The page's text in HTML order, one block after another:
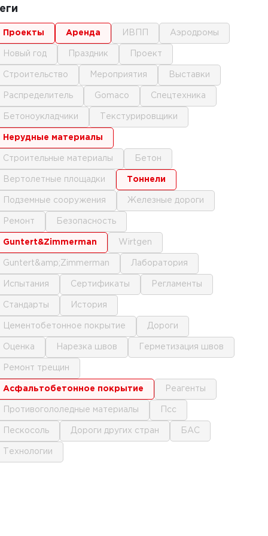
проекты аренда ИВПП аэродромы
новый год праздник проект
строительство мероприятия выставки
распределитель gomaco спецтехника
бетоноукладчики текстурировщики
нерудные материалы
строительные материалы бетон
вертолетные площадки тоннели
подземные сооружения железные дороги
ремонт безопасность
Guntert&Zimmerman Wirtgen
Guntert&amp;Zimmerman лаборатория
испытания сертификаты регламенты
стандарты история
цементобетонное покрытие дороги
оценка нарезка швов герметизация швов
ремонт трещин
асфальтобетонное покрытие реагенты
противогололедные материалы псс
пескосоль дороги других стран БАС
технологии